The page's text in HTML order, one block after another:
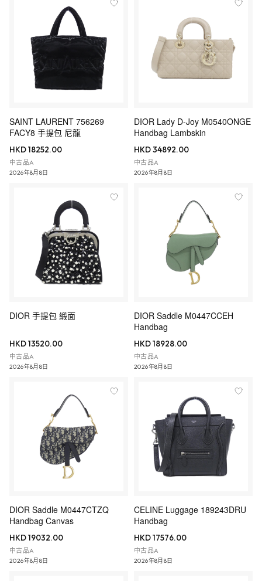
SAINT LAURENT 756269
FACY8 手提包 尼龍
HKD 18252.00
中古品A
2026年8月8日
DIOR Lady D-Joy M0540ONGE
Handbag Lambskin
HKD 34892.00
中古品A
2026年8月8日
DIOR 手提包 緞面
HKD 13520.00
中古品A
2026年8月8日
DIOR Saddle M0447CCEH
Handbag
HKD 18928.00
中古品A
2026年8月8日
DIOR Saddle M0447CTZQ
Handbag Canvas
HKD 19032.00
中古品A
2026年8月8日
CELINE Luggage 189243DRU
Handbag
HKD 17576.00
中古品A
2026年8月8日